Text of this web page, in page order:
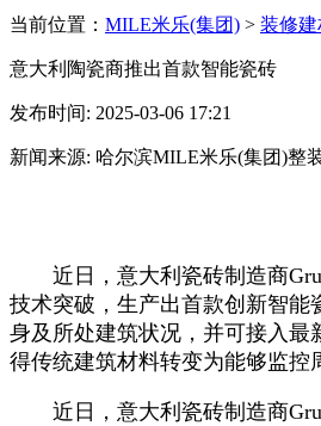
当前位置： MILE米乐(集团) > 装修
意大利陶瓷商推出首款智能瓷砖
发布时间: 2025-03-06 17:21
新闻来源: 哈尔滨MILE米乐(集团)整
近日，意大利瓷砖制造商
技术突破，生产出首款创新智能
身及所处建筑状况，并可接入最
得传统建筑材料转变为能够监控
近日，意大利瓷砖制造商